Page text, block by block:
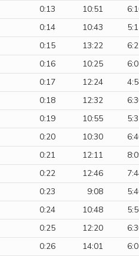
0:13 10:51
0:14 10:43
0:15 13:22
0:16 10:25
0:17 12:24
0:18 12:32
0:19 10:55
0:20 10:30
0:21 12:11
0:22 12:46
0:23 9:08
0:24 10:48
0:25 12:20
0:26 14:01